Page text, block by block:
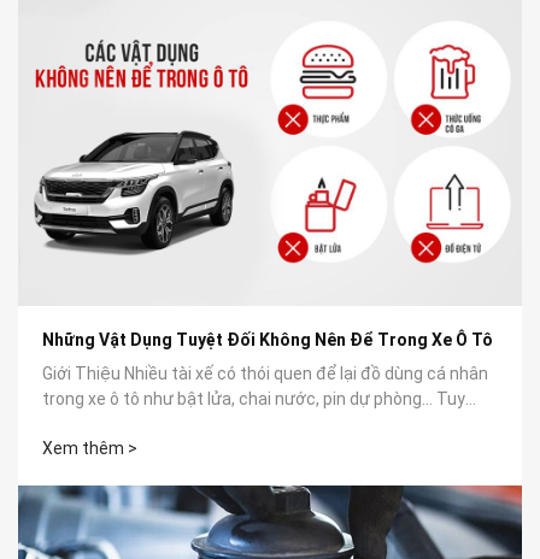
Những Vật Dụng Tuyệt Đối Không Nên Để Trong Xe Ô Tô
Giới Thiệu Nhiều tài xế có thói quen để lại đồ dùng cá nhân
trong xe ô tô như bật lửa, chai nước, pin dự phòng… Tuy
Xem thêm >